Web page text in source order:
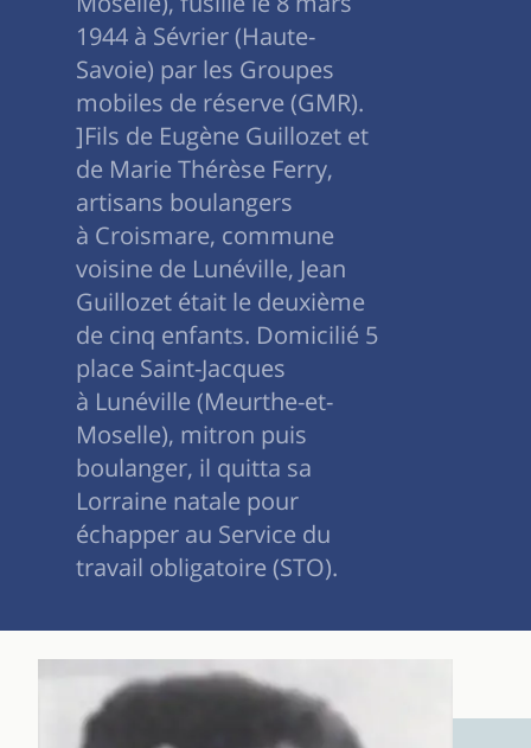
1944 à Sévrier (Haute-
Savoie) par les Groupes
mobiles de réserve (GMR).
]Fils de Eugène Guillozet et
de Marie Thérèse Ferry,
artisans boulangers
à Croismare, commune
voisine de Lunéville, Jean
Guillozet était le deuxième
de cinq enfants. Domicilié 5
place Saint-Jacques
à Lunéville (Meurthe-et-
Moselle), mitron puis
boulanger, il quitta sa
Lorraine natale pour
échapper au Service du
travail obligatoire (STO).